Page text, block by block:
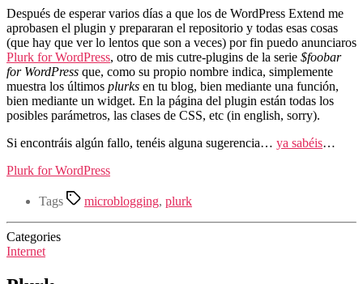
Después de esperar varios días a que los de WordPress Extend me
aprobasen el plugin y prepararan el repositorio y todas esas cosas
(que hay que ver lo lentos que son a veces) por fin puedo anunciaros
Plurk for WordPress, otro de mis cutre-plugins de la serie $foobar
for WordPress que, como su propio nombre indica, simplemente
muestra los últimos plurks en tu blog, bien mediante una función,
bien mediante un widget. En la página del plugin están todas los
posibles parámetros, las clases de CSS, etc (in english, sorry).
Si encontráis algún fallo, tenéis alguna sugerencia… ya sabéis…
Plurk for WordPress
Tags microblogging, plurk
Categories
Internet